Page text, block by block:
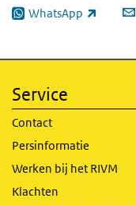
WhatsApp
(externe link)
Service
Contact
Persinformatie
Werken bij het RIVM
Klachten